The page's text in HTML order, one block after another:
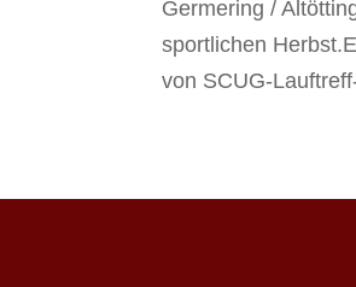
Germering /
sportlichen
von SCUG-